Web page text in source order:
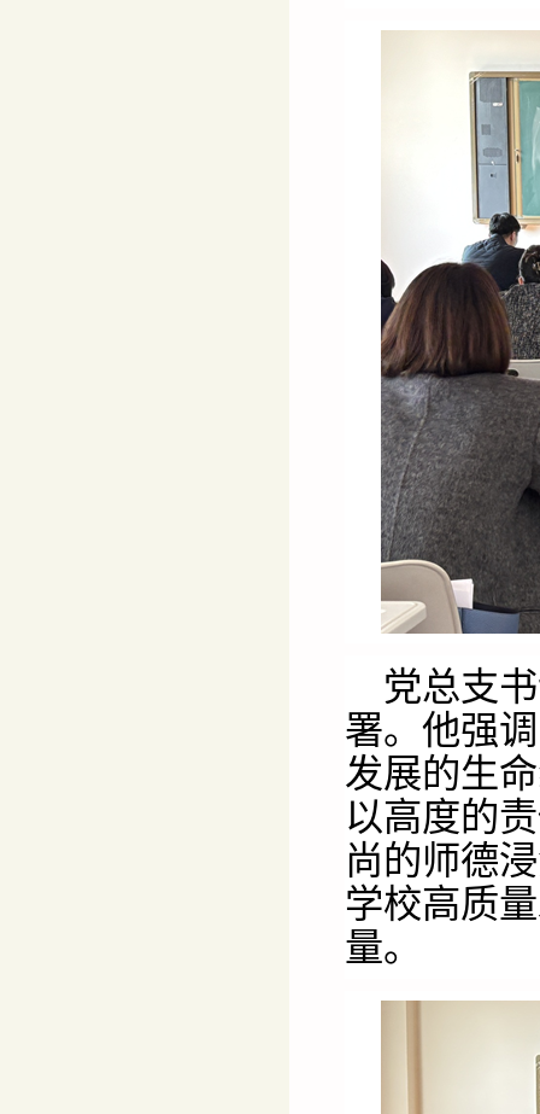
党总支
署。他强
发展的生
以高度的
尚的师德
学校高质
量。